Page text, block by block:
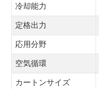
冷却能力
定格出力
応用分野
空気循環
カートンサイズ